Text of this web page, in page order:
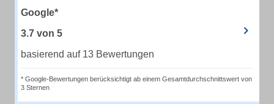
Google*
3.7 von 5
basierend auf 13 Bewertungen
* Google-Bewertungen berücksichtigt ab einem Gesamtdurchschnittswert von
3 Sternen